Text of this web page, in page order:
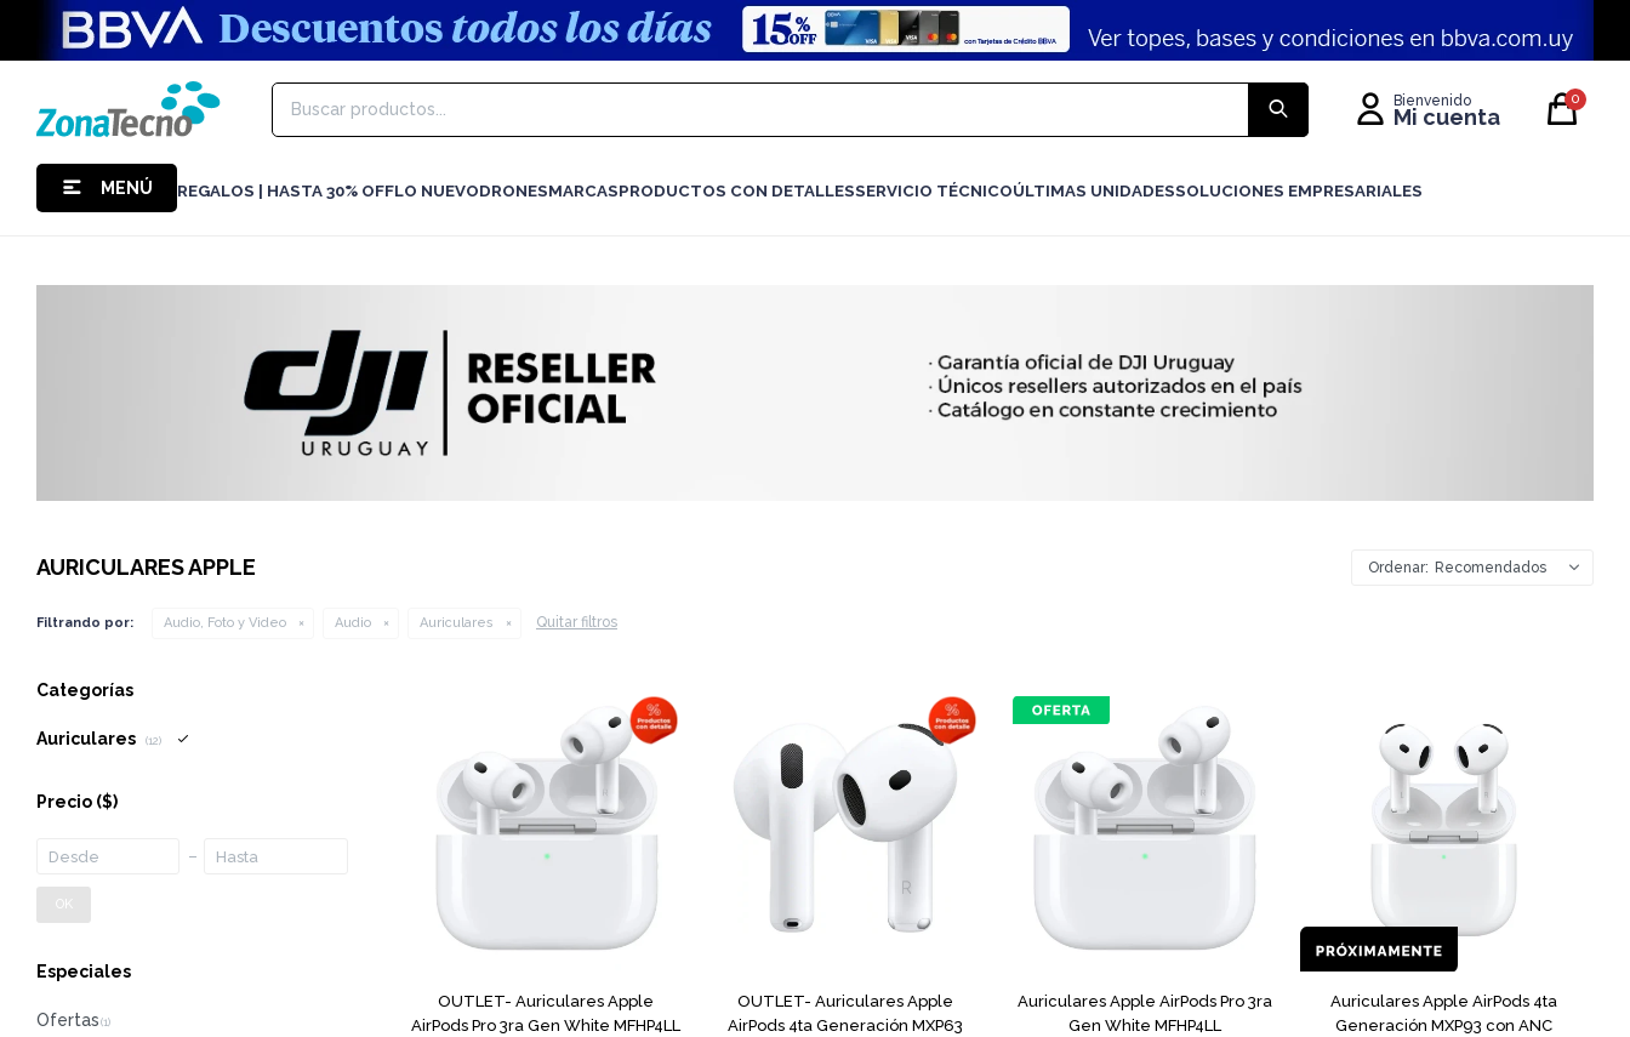
MENÚ REGALOS | HASTA 30% OFFLO NUEVODRONESMARCASPRODUCTOS CON DETALLESSERVICIO TÉCNICOÚLTIMAS UNIDADESSOLUCIONES EMPRESARIALES
0
AURICULARES APPLE Recomendados
Filtrando por: Audio, Foto y Video Audio Auriculares Quitar filtros
OUTLET- Auriculares Apple
AirPods Pro 3ra Gen White MFHP4LL
OUTLET- Auriculares Apple
AirPods 4ta Generación MXP63
Auriculares Apple AirPods Pro 3ra
Gen White MFHP4LL
Auriculares Apple AirPods 4ta
Generación MXP93 con ANC
Categorías
Auriculares (12)
Precio ($)
OK
Especiales